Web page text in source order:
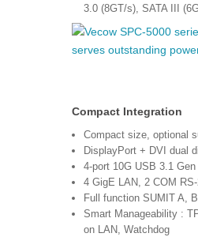
3.0 (8GT/s), SATA III
Compact Integration
Compact size, optional
DisplayPort + DVI dual
4-port 10G USB 3.1 Gen
4 GigE LAN, 2 COM
Full function SUMIT A, B
Smart Manageability :
on LAN, Watchdog